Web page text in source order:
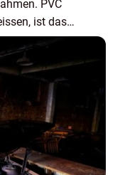
PVC
ist das
wird durch